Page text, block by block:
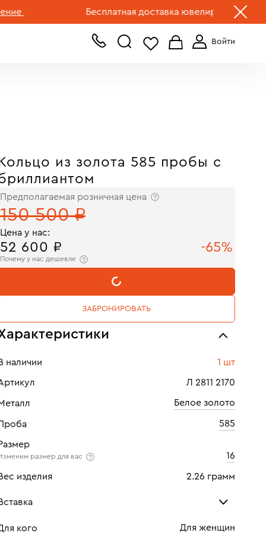
Бесплатная доставка ювелирных изделий по
+7 (499) 519-00-00
Кольцо из золота 585 пробы с
Предполагаемая розничная цена
150 500 ₽
Цена у нас:
52 600 ₽ -65%
Почему у нас дешевле
В КОРЗИНУ
ЗАБРОНИРОВАТЬ
наличии 1 шт
Л 2811 2170
Белое золото
585
размер для вас 16
изделия 2.26 грамм
кого Для женщин